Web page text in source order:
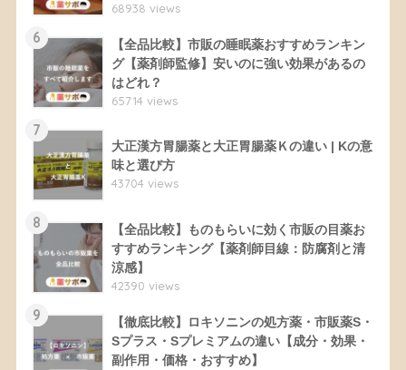
68938 views
6
【全品比較】市販の睡眠薬おすすめランキン
グ【薬剤師監修】安いのに強い効果があるの
はどれ？
65714 views
7
大正漢方胃腸薬と大正胃腸薬Ｋの違い | Kの意
味と選び方
43704 views
8
【全品比較】ものもらいに効く市販の目薬お
すすめランキング【薬剤師目線：防腐剤と清
涼感】
42390 views
9
【徹底比較】ロキソニンの処方薬・市販薬S・
Sプラス・Sプレミアムの違い【成分・効果・
副作用・価格・おすすめ】